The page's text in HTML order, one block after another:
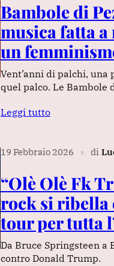
Bambole di
musica fatta
un
Vent’anni di palchi, una
quel palco. Le Bambole
Leggi tutto
19 Febbraio 2026 ∎ di
“Olè Olè Fk
rock si ribella
tour per tutta
Da Bruce Springsteen a
contro Donald Trump.